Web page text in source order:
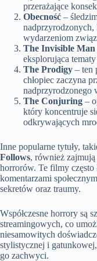
przerażające
Obecność –
nadprzyrodzonych,
wydarzeniom
The Invisible Man
eksplorująca
The Prodigy – ten
chłopiec zaczyna
nadprzyrodzonego
The Conjuring –
który koncentruje
odkrywających
Inne popularne tytuły,
Follows, również
horrorów. Te filmy często
komentarzami
sekretów oraz traumy.
Współczesne horrory są
streamingowych, co
niesamowitych
stylistycznej i
go zachwyci.